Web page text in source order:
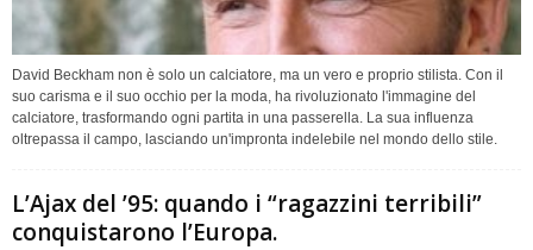
David Beckham non è solo un calciatore, ma un vero e proprio stilista. Con il
suo carisma e il suo occhio per la moda, ha rivoluzionato l'immagine del
calciatore, trasformando ogni partita in una passerella. La sua influenza
oltrepassa il campo, lasciando un'impronta indelebile nel mondo dello stile.
L’Ajax del ’95: quando i “ragazzini terribili”
conquistarono l’Europa.